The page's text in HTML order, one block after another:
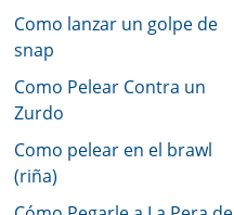
Como lanzar un golpe de
snap
Como Pelear Contra un
Zurdo
Como pelear en el brawl
(riña)